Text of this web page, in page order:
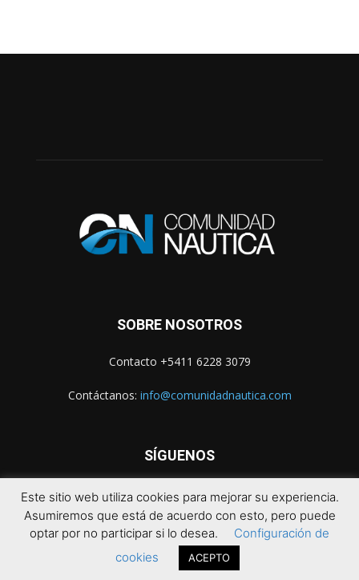
SOBRE NOSOTROS
Contacto +5411 6228 3079
Contáctanos: info@comunidadnautica.com
SÍGUENOS
© 2021 Comunidad Náutica. Todos los derechos reservados.
Este sitio web utiliza cookies para mejorar su experiencia.
Asumiremos que está de acuerdo con esto, pero puede
optar por no participar si lo desea.
Configuración de
cookies
ACEPTO